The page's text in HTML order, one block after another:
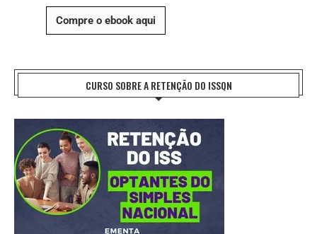
Compre o ebook aqui
CURSO SOBRE A RETENÇÃO DO ISSQN